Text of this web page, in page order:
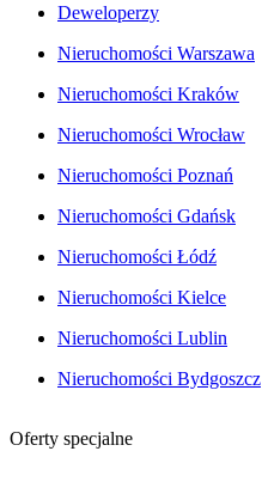
Deweloperzy
Nieruchomości Warszawa
Nieruchomości Kraków
Nieruchomości Wrocław
Nieruchomości Poznań
Nieruchomości Gdańsk
Nieruchomości Łódź
Nieruchomości Kielce
Nieruchomości Lublin
Nieruchomości Bydgoszcz
Oferty specjalne